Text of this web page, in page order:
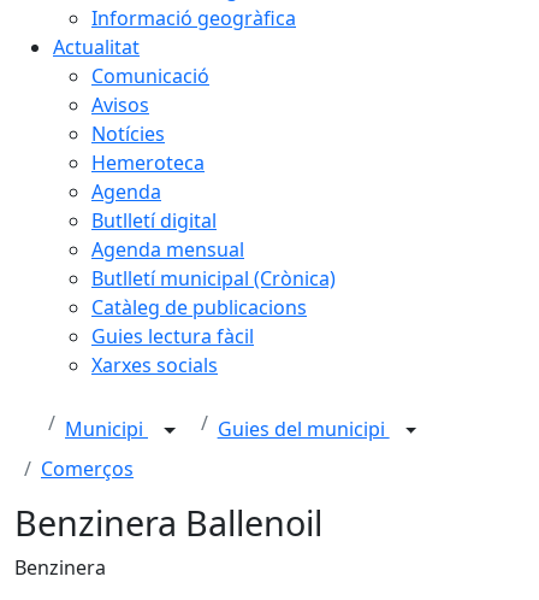
Informació geogràfica
Actualitat
Comunicació
Avisos
Notícies
Hemeroteca
Agenda
Butlletí digital
Agenda mensual
Butlletí municipal (Crònica)
Catàleg de publicacions
Guies lectura fàcil
Xarxes socials
Municipi
Guies del municipi
Comerços
Benzinera Ballenoil
Benzinera